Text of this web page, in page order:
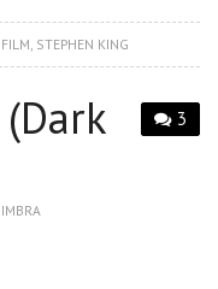
STEPHEN KING
3